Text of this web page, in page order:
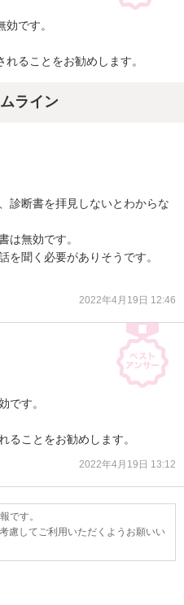
です。
ることをお勧めします。
ライン
診断書を拝見しないとわからな
は無効です。
を聞く必要がありそうです。
2022年4月19日 12:46
です。
ることをお勧めします。
2022年4月19日 13:12
です。
慮してご利用いただくようお願いい